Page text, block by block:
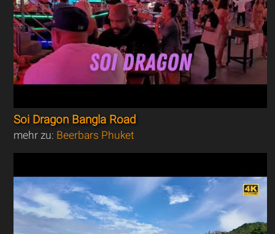
Soi Dragon Bangla Road
mehr zu: Beerbars Phuket